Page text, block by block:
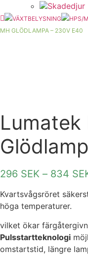
Skadedjur
VÄXTBELYSNING HPS/
MH GLÖDLAMPA – 230V E40
Lumatek
296 SEK – 834
Kvartsvågsröret
höga temperaturer.
vilket ökar
Pulsstartteknologi
omstartstid, längre